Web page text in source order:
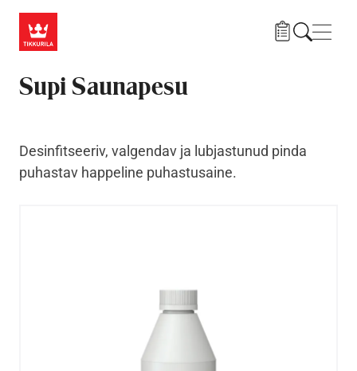
Supi Saunapesu
Desinfitseeriv, valgendav ja lubjastunud pinda
puhastav happeline puhastusaine.